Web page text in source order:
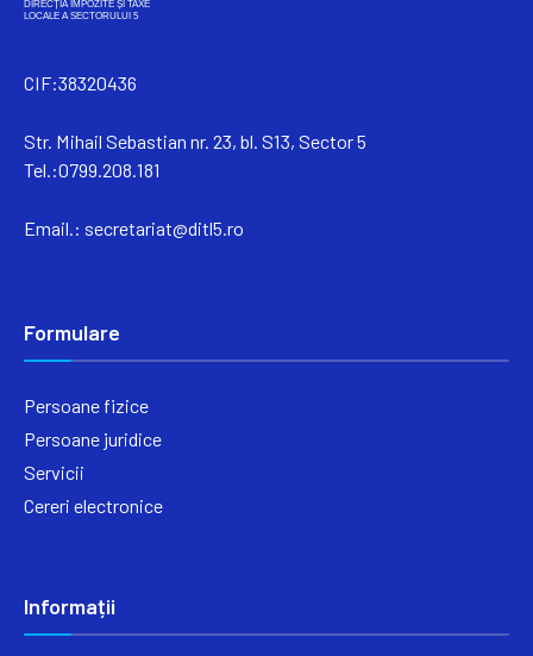
CIF:38320436
Str. Mihail Sebastian nr. 23, bl. S13, Sector 5
Tel.:0799.208.181
Email.: secretariat@ditl5.ro
Formulare
Persoane fizice
Persoane juridice
Servicii
Cereri electronice
Informații